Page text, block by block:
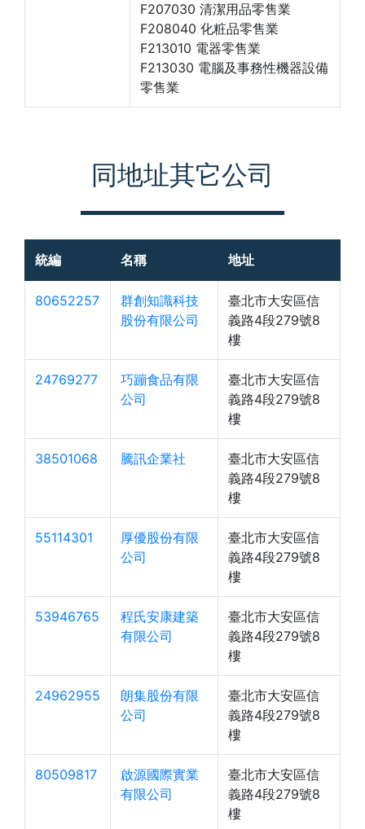
F207030 清潔用品零售業
F208040 化粧品零售業
F213010 電器零售業
F213030 電腦及事務性機器設備
零售業
同地址其它公司
統編 名稱 地址
80652257
群創知識科技
股份有限公司
臺北市大安區信
義路4段279號8
樓
24769277
巧蹦食品有限
公司
臺北市大安區信
義路4段279號8
樓
38501068 騰訊企業社
臺北市大安區信
義路4段279號8
樓
55114301
厚優股份有限
公司
臺北市大安區信
義路4段279號8
樓
53946765
程氏安康建築
有限公司
臺北市大安區信
義路4段279號8
樓
24962955
朗集股份有限
公司
臺北市大安區信
義路4段279號8
樓
80509817
啟源國際實業
有限公司
臺北市大安區信
義路4段279號8
樓